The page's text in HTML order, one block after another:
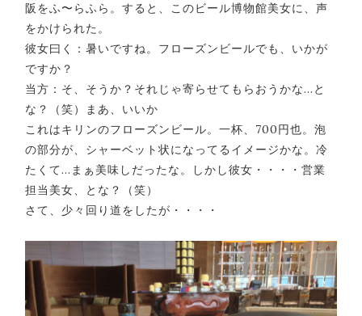
阪をふ〜らふら。すると、このビール博物館美女に、声
をかけられた。
彼女曰く：暑いですね。フローズンビールでも、いかが
ですか？
当方：そ、そうか？それじゃ寄らせてもらおうかな…と
な？（笑）まあ、いいか
これはキリンのフローズンビール。一杯、700円也。泡
の部分が、シャーベット状になってるイメージかな。冷
たくて…まぁ美味しだったな。しかし彼女・・・・営業
担当美女、とな？（笑）
さて、少々回り道をしたが・・・・